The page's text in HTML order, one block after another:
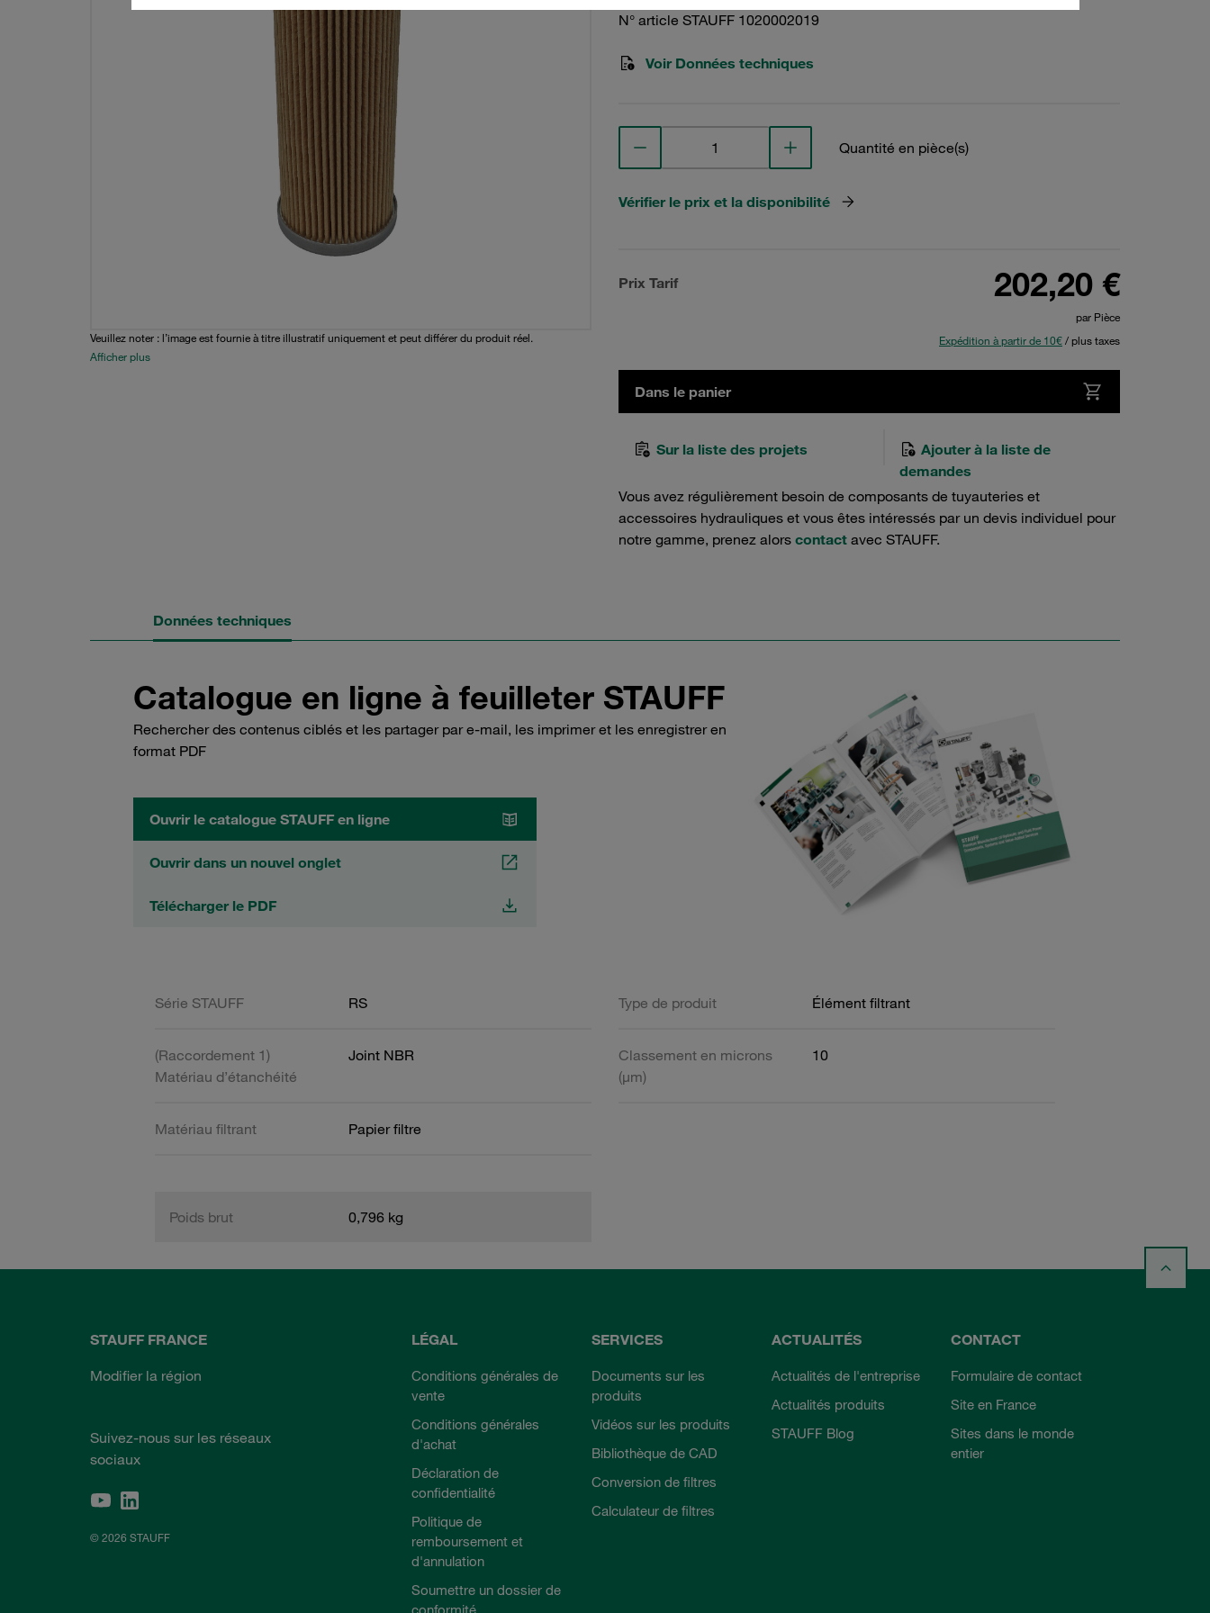
Veuillez noter : l’image est fournie à titre illustratif uniquement et peut différer du produit réel.
Afficher plus
N° article STAUFF 1020002019
Voir Données techniques
Quantité en pièce(s)
Vérifier le prix et la disponibilité
Prix Tarif 202,20 €
par Pièce
Expédition à partir de 10€/ plus taxes
Dans le panier
Sur la liste des projets
Ajouter à la liste de
demandes
Vous avez régulièrement besoin de composants de tuyauteries et
accessoires hydrauliques et vous êtes intéressés par un devis individuel pour
notre gamme, prenez alors contact avec STAUFF.
Données techniques
Catalogue en ligne à feuilleter STAUFF
Rechercher des contenus ciblés et les partager par e-mail, les imprimer et les enregistrer en
format PDF
Ouvrir le catalogue STAUFF en ligne
Ouvrir dans un nouvel onglet
Télécharger le PDF
Série STAUFF RS Type de produit Élément filtrant
(Raccordement 1)
Matériau d’étanchéité
Joint NBR
Classement en microns
(µm)
10
Matériau filtrant Papier filtre
Poids brut 0,796 kg
STAUFF FRANCE
Modifier la région
Suivez-nous sur les réseaux
sociaux
© 2026 STAUFF
LÉGAL
Conditions générales de
vente
Conditions générales
d'achat
Déclaration de
confidentialité
Politique de
remboursement et
d'annulation
Soumettre un dossier de
conformité
SERVICES
Documents sur les
produits
Vidéos sur les produits
Bibliothèque de CAD
Conversion de filtres
Calculateur de filtres
ACTUALITÉS
Actualités de l'entreprise
Actualités produits
STAUFF Blog
CONTACT
Formulaire de contact
Site en France
Sites dans le monde
entier